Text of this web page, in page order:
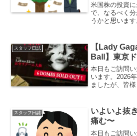
米国株の投資
で、なるべく
うかと思いま
式市場は、1つ
数え切れない
スタッフ日誌
【Lady
Ball】東京
本日もご訪問
います。2026
ましたが、皆
ガ様のライブ
はエド・シー...
スタッフ日誌
いよいよ抜
痛む〜
本日もご訪問